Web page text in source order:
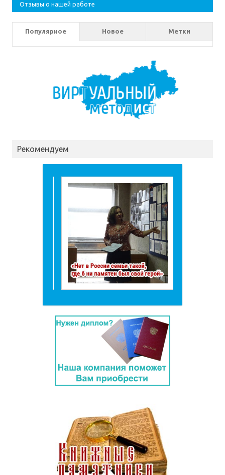
Отзывы о нашей работе
Популярное Новое Метки
Рекомендуем